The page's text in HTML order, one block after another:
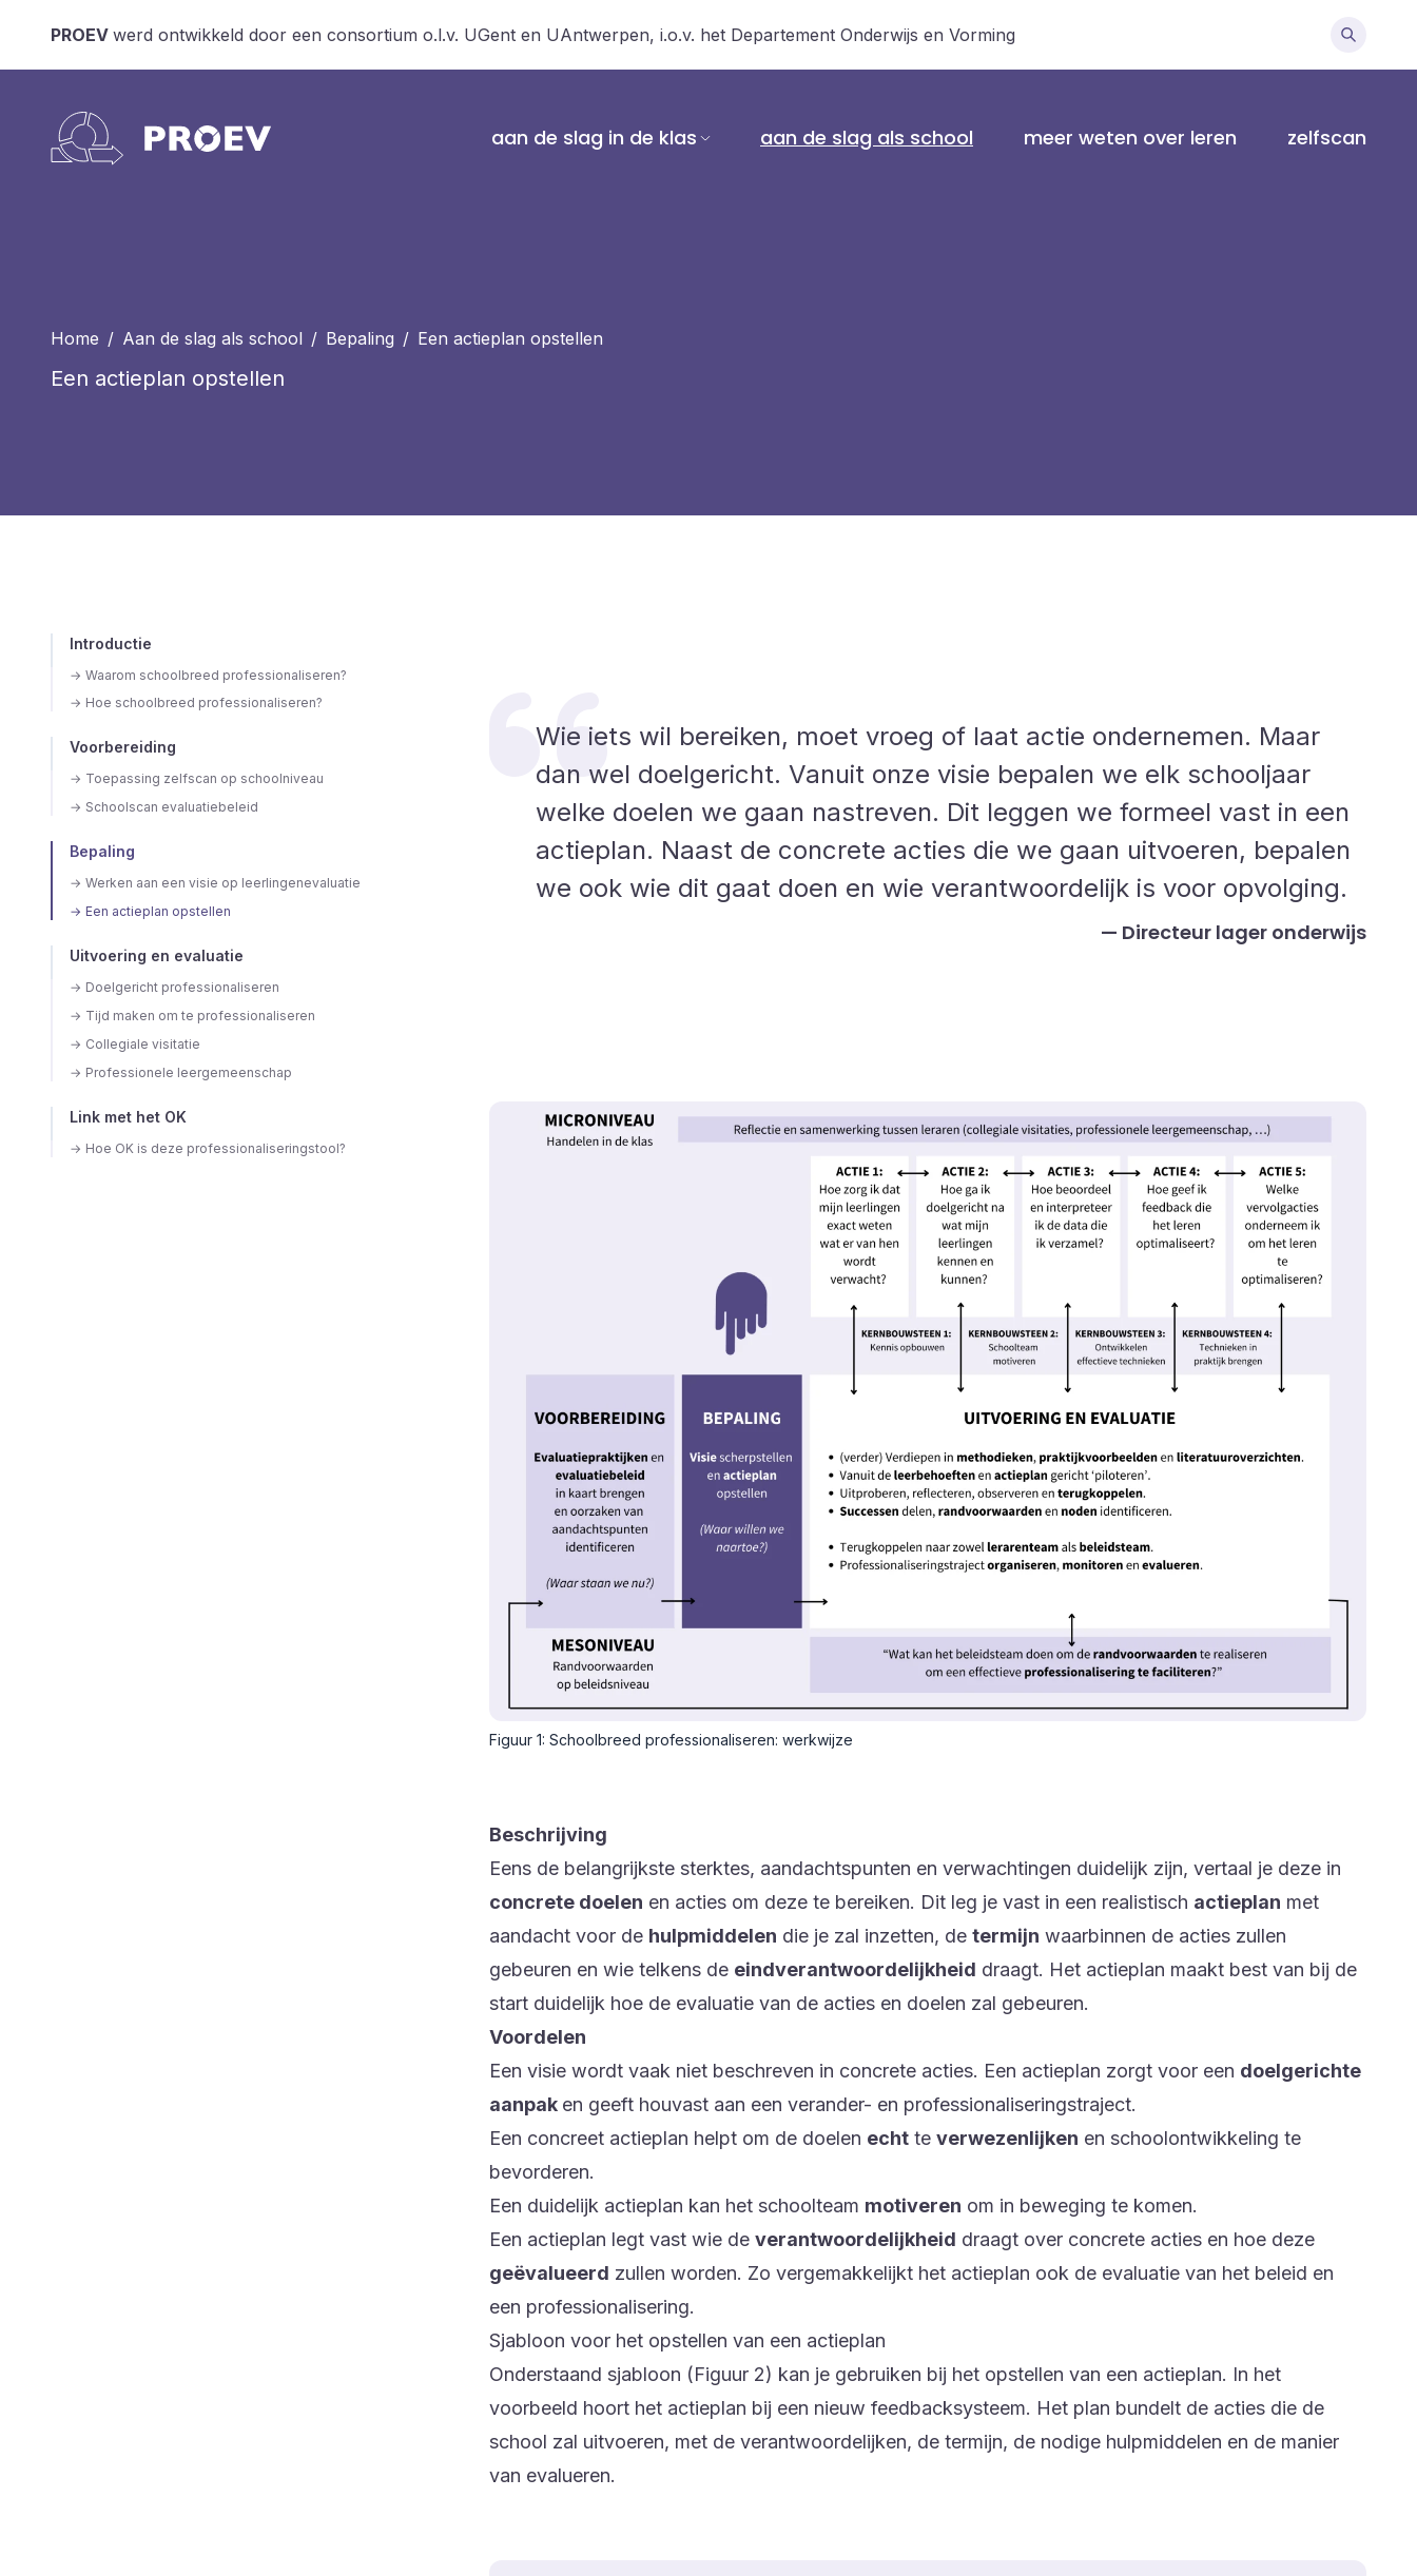
PROEV werd ontwikkeld door een consortium o.l.v. UGent en UAntwerpen, i.o.v. het Departement Onderwijs en Vorming
aan de slag in de klas aan de slag als school meer weten over leren zelfscan
Home / Aan de slag als school / Bepaling / Een actieplan opstellen
Een actieplan opstellen
Introductie
→ Waarom schoolbreed professionaliseren?
→ Hoe schoolbreed professionaliseren?
Voorbereiding
→ Toepassing zelfscan op schoolniveau
→ Schoolscan evaluatiebeleid
Bepaling
→ Werken aan een visie op leerlingenevaluatie
→ Een actieplan opstellen
Uitvoering en evaluatie
→ Doelgericht professionaliseren
→ Tijd maken om te professionaliseren
→ Collegiale visitatie
→ Professionele leergemeenschap
Link met het OK
→ Hoe OK is deze professionaliseringstool?
Wie iets wil bereiken, moet vroeg of laat actie ondernemen. Maar
dan wel doelgericht. Vanuit onze visie bepalen we elk schooljaar
welke doelen we gaan nastreven. Dit leggen we formeel vast in een
actieplan. Naast de concrete acties die we gaan uitvoeren, bepalen
we ook wie dit gaat doen en wie verantwoordelijk is voor opvolging.
Directeur lager onderwijs
Figuur 1: Schoolbreed professionaliseren: werkwijze
Beschrijving
Eens de belangrijkste sterktes, aandachtspunten en verwachtingen duidelijk zijn, vertaal je deze in
concrete doelen en acties om deze te bereiken. Dit leg je vast in een realistisch actieplan met
aandacht voor de hulpmiddelen die je zal inzetten, de termijn waarbinnen de acties zullen
gebeuren en wie telkens de eindverantwoordelijkheid draagt. Het actieplan maakt best van bij de
start duidelijk hoe de evaluatie van de acties en doelen zal gebeuren.
Voordelen
Een visie wordt vaak niet beschreven in concrete acties. Een actieplan zorgt voor een doelgerichte
aanpak en geeft houvast aan een verander- en professionaliseringstraject.
Een concreet actieplan helpt om de doelen echt te verwezenlijken en schoolontwikkeling te
bevorderen.
Een duidelijk actieplan kan het schoolteam motiveren om in beweging te komen.
Een actieplan legt vast wie de verantwoordelijkheid draagt over concrete acties en hoe deze
geëvalueerd zullen worden. Zo vergemakkelijkt het actieplan ook de evaluatie van het beleid en
een professionalisering.
Sjabloon voor het opstellen van een actieplan
Onderstaand sjabloon (Figuur 2) kan je gebruiken bij het opstellen van een actieplan. In het
voorbeeld hoort het actieplan bij een nieuw feedbacksysteem. Het plan bundelt de acties die de
school zal uitvoeren, met de verantwoordelijken, de termijn, de nodige hulpmiddelen en de manier
van evalueren.